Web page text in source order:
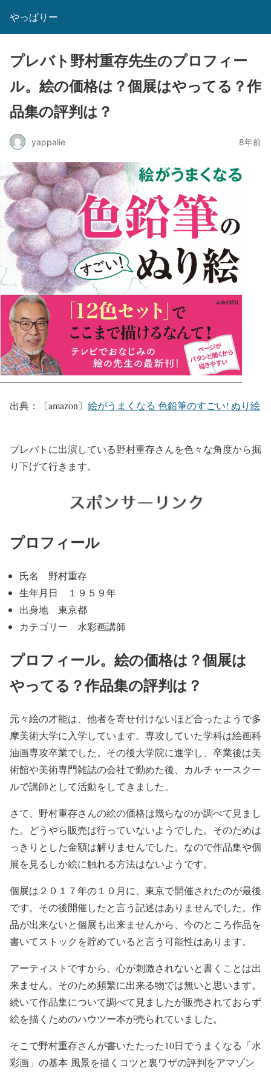
やっぱりー
プレバト野村重存先生のプロフィー
ル。絵の価格は？個展はやってる？作
品集の評判は？
yappalie 8年前
出典：〔amazon〕 絵がうまくなる 色鉛筆のすごい! ぬり絵
プレバトに出演している野村重存さんを色々な角度から掘
り下げて行きます。
プロフィール
氏名 野村重存
生年月日 １９５９年
出身地 東京都
カテゴリー 水彩画講師
プロフィール。絵の価格は？個展は
やってる？作品集の評判は？
元々絵の才能は、他者を寄せ付けないほど合ったようで多
摩美術大学に入学しています。専攻していた学科は絵画科
油画専攻卒業でした。その後大学院に進学し、卒業後は美
術館や美術専門雑誌の会社で勤めた後、カルチャースクー
ルで講師として活動をしてきました。
さて、野村重存さんの絵の価格は幾らなのか調べて見まし
た。どうやら販売は行っていないようでした。そのためは
っきりとした金額は解りませんでした。なので作品集や個
展を見るしか絵に触れる方法はないようです。
個展は２０１７年の１０月に、東京で開催されたのが最後
です。その後開催したと言う記述はありませんでした。作
品が出来ないと個展も出来ませんから、今のところ作品を
書いてストックを貯めていると言う可能性はあります。
アーティストですから、心が刺激されないと書くことは出
来ません。そのため頻繁に出来る物では無いと思います。
続いて作品集について調べて見ましたが販売されておらず
絵を描くためのハウツー本が売られていました。
そこで野村重存さんが書いたたった10日でうまくなる「水
彩画」の基本 風景を描くコツと裏ワザの評判をアマゾン